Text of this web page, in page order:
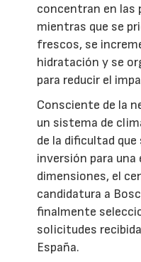
concentran en las
mientras que se
frescos, se
hidratación y se
para reducir el
Consciente de la
un sistema de
de la dificultad
inversión para una
dimensiones, el
candidatura a
finalmente
solicitudes
España.